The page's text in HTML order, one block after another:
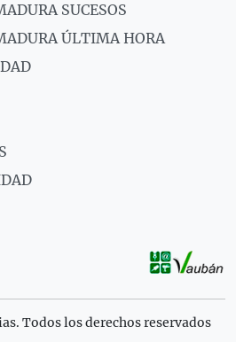
SUCESOS
ÚLTIMA HORA
Todos los derechos reservados